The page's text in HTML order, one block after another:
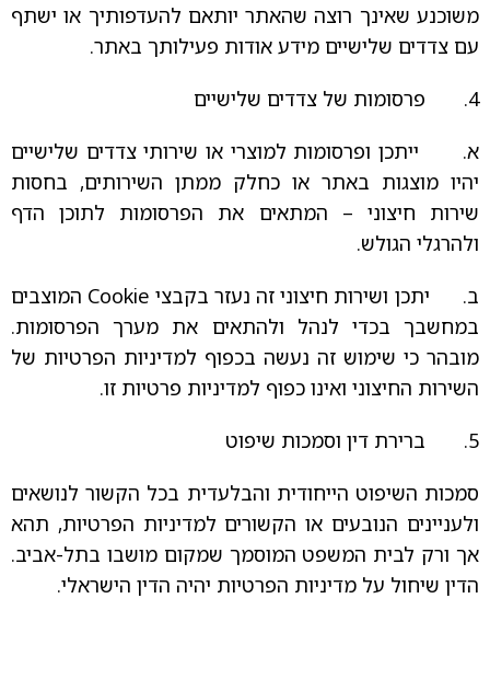
משוכנע שאינך רוצה שהאתר יותאם להעדפותיך או ישתף
עם צדדים שלישיים מידע אודות פעילותך באתר.
4. פרסומות של צדדים שלישיים
א. ייתכן ופרסומות למוצרי או שירותי צדדים שלישיים
יהיו מוצגות באתר או כחלק ממתן השירותים, בחסות
שירות חיצוני – המתאים את הפרסומות לתוכן הדף
ולהרגלי הגולש.
ב. יתכן ושירות חיצוני זה נעזר בקבצי Cookie המוצבים
במחשבך בכדי לנהל ולהתאים את מערך הפרסומות.
מובהר כי שימוש זה נעשה בכפוף למדיניות הפרטיות של
השירות החיצוני ואינו כפוף למדיניות פרטיות זו.
5. ברירת דין וסמכות שיפוט
סמכות השיפוט הייחודית והבלעדית בכל הקשור לנושאים
ולעניינים הנובעים או הקשורים למדיניות הפרטיות, תהא
אך ורק לבית המשפט המוסמך שמקום מושבו בתל-אביב.
הדין שיחול על מדיניות הפרטיות יהיה הדין הישראלי.